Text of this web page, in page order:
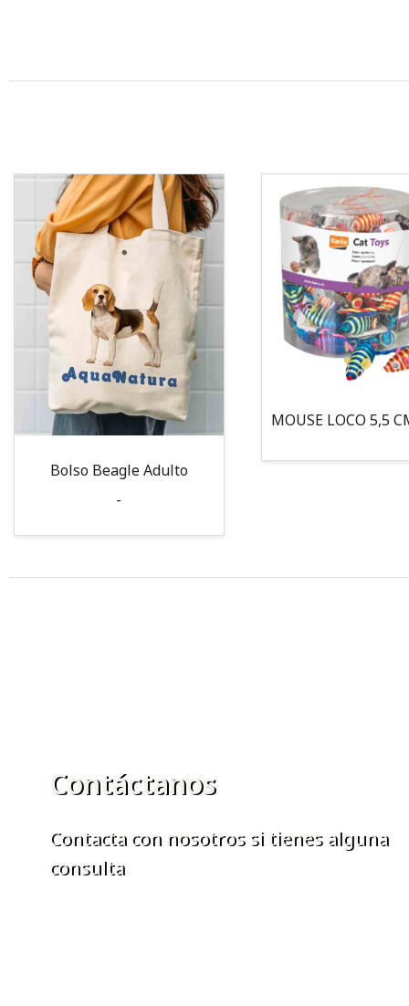
Bolso Beagle Adulto
-
Contáctanos
Contacta con nosotros si tienes alguna
consulta